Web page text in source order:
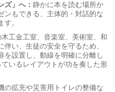
ズ」へ：静かに本を読む場所か
ンもできる、主体的・対話的な
。
木工金工室、音楽室、美術室、和
い、生徒の安全を守るため、
を設置し、動線を明確に分離し
いるレイアウトが功を奏した形
の拡充や災害用トイレの整備な